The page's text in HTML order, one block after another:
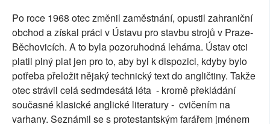
Po roce 1968 otec změnil zaměstnání, opustil zahraniční
obchod a získal práci v Ústavu pro stavbu strojů v Praze-
Běchovicích. A to byla pozoruhodná lehárna. Ústav otci
platil plný plat jen pro to, aby byl k dispozici, kdyby bylo
potřeba přeložit nějaký technický text do angličtiny. Takže
otec strávil celá sedmdesátá léta - kromě překládání
současné klasické anglické literatury - cvičením na
varhany. Seznámil se s protestantským farářem jménem